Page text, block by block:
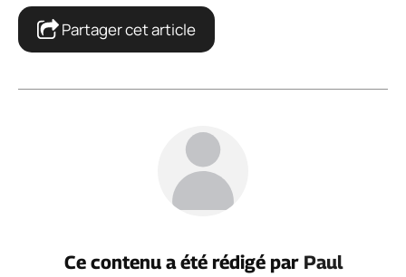
Partager cet article
Ce contenu a été rédigé par Paul